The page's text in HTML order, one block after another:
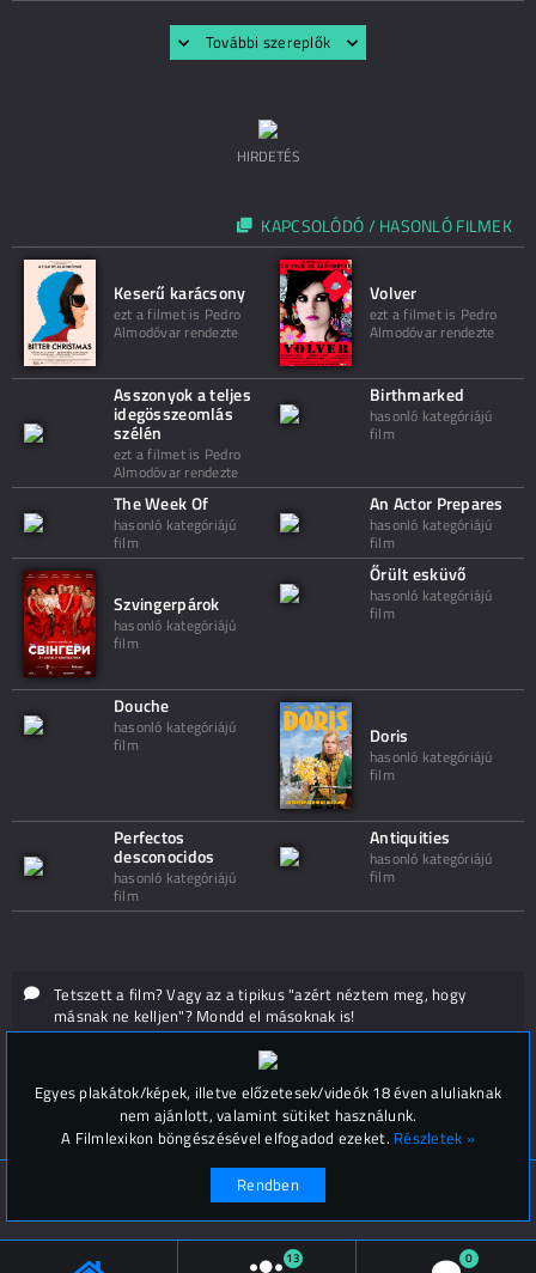
További szereplők
HIRDETÉS
KAPCSOLÓDÓ / HASONLÓ FILMEK
Keserű karácsony
ezt a filmet is Pedro
Almodóvar rendezte
Volver
ezt a filmet is Pedro
Almodóvar rendezte
Asszonyok a teljes
idegösszeomlás
szélén
ezt a filmet is Pedro
Almodóvar rendezte
Birthmarked
hasonló kategóriájú
film
The Week Of
hasonló kategóriájú
film
An Actor Prepares
hasonló kategóriájú
film
Szvingerpárok
hasonló kategóriájú
film
Őrült esküvő
hasonló kategóriájú
film
Douche
hasonló kategóriájú
film Doris
hasonló kategóriájú
film
Perfectos
desconocidos
hasonló kategóriájú
film
Antiquities
hasonló kategóriájú
film
Tetszett a film? Vagy az a tipikus "azért néztem meg, hogy
másnak ne kelljen"? Mondd el másoknak is!
Hozzászólások (
13 0
© Filmlexikon 2019-2026
Kapcsolat, impresszum
Egyes plakátok/képek, illetve előzetesek/videók 18 éven aluliaknak
nem ajánlott, valamint sütiket használunk.
A Filmlexikon böngészésével elfogadod ezeket. Részletek »
Rendben